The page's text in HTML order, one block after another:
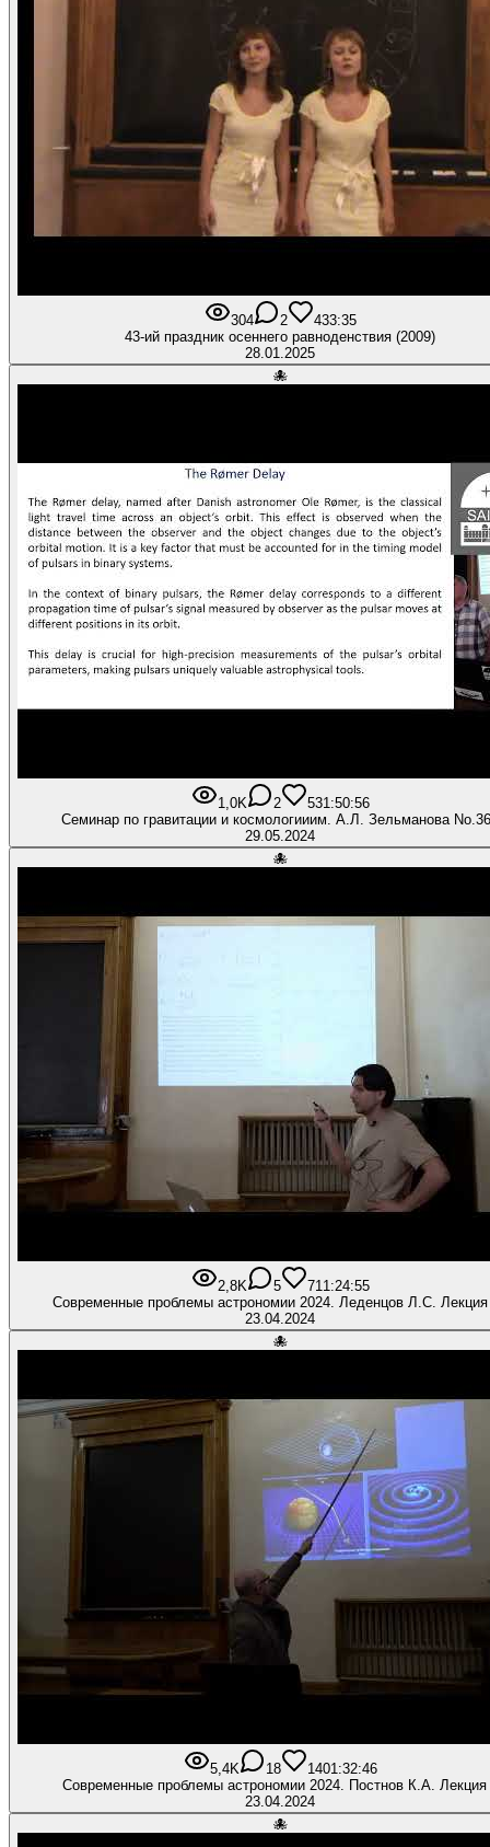
304 2 433:35
43-ий праздник осеннего равноденствия (2009)
28.01.2025
🐙
1,0K 2 531:50:56
Семинар по гравитации и космологииим. А.Л. Зельманова
29.05.2024
🐙
2,8K 5 71 1:24:55
Современные проблемы астрономии 2024. Леденцов Л.С. Лекция
23.04.2024
🐙
5,4K 18 1401:32:46
Современные проблемы астрономии 2024. Постнов К.А. Лекция
23.04.2024
🐙